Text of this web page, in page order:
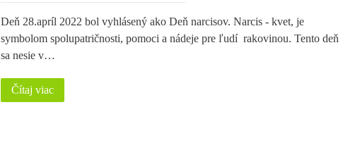
Deň 28.apríl 2022 bol vyhlásený ako Deň narcisov. Narcis - kvet, je
symbolom spolupatričnosti, pomoci a nádeje pre ľudí rakovinou. Tento deň
sa nesie v…
Čítaj viac